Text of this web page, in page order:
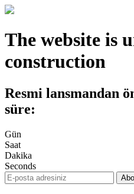
The website is
construction
Resmi lansmandan
süre:
Gün
Saat
Dakika
Seconds